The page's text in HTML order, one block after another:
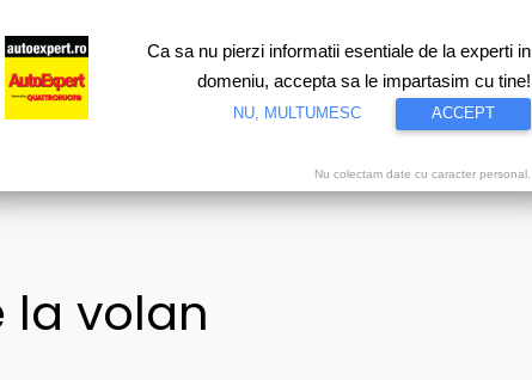
Test drive Motorsport Proiecte speciale Video
la volan
Ca sa nu pierzi informatii esentiale de la experti in
domeniu, accepta sa le impartasim cu tine!
NU, MULTUMESC ACCEPT
Nu colectam date cu caracter personal.